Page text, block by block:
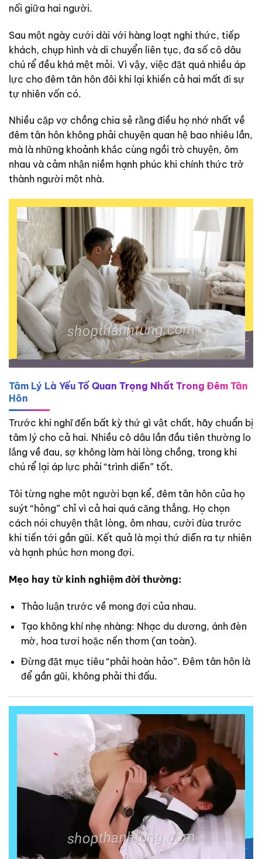
nối giữa hai người.
Sau một ngày cưới dài với hàng loạt nghi thức, tiếp
khách, chụp hình và di chuyển liên tục, đa số cô dâu
chú rể đều khá mệt mỏi. Vì vậy, việc đặt quá nhiều áp
lực cho đêm tân hôn đôi khi lại khiến cả hai mất đi sự
tự nhiên vốn có.
Nhiều cặp vợ chồng chia sẻ rằng điều họ nhớ nhất về
đêm tân hôn không phải chuyện quan hệ bao nhiêu lần,
mà là những khoảnh khắc cùng ngồi trò chuyện, ôm
nhau và cảm nhận niềm hạnh phúc khi chính thức trở
thành người một nhà.
Tâm Lý Là Yếu Tố Quan Trọng Nhất Trong Đêm Tân
Hôn
Trước khi nghĩ đến bất kỳ thứ gì vật chất, hãy chuẩn bị
tâm lý cho cả hai. Nhiều cô dâu lần đầu tiên thường lo
lắng về đau, sợ không làm hài lòng chồng, trong khi
chú rể lại áp lực phải “trình diễn” tốt.
Tôi từng nghe một người bạn kể, đêm tân hôn của họ
suýt “hỏng” chỉ vì cả hai quá căng thẳng. Họ chọn
cách nói chuyện thật lòng, ôm nhau, cười đùa trước
khi tiến tới gần gũi. Kết quả là mọi thứ diễn ra tự nhiên
và hạnh phúc hơn mong đợi.
Mẹo hay từ kinh nghiệm đời thường:
Thảo luận trước về mong đợi của nhau.
Tạo không khí nhẹ nhàng: Nhạc du dương, ánh đèn
mờ, hoa tươi hoặc nến thơm (an toàn).
Đừng đặt mục tiêu “phải hoàn hảo”. Đêm tân hôn là
để gần gũi, không phải thi đấu.